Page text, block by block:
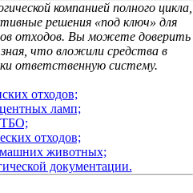
компанией полного цикла,
решения «под ключ» для
отходов. Вы можете доверить
что вложили средства в
ответственную систему.
отходов;
ламп;
ТБО;
отходов;
животных;
документации.